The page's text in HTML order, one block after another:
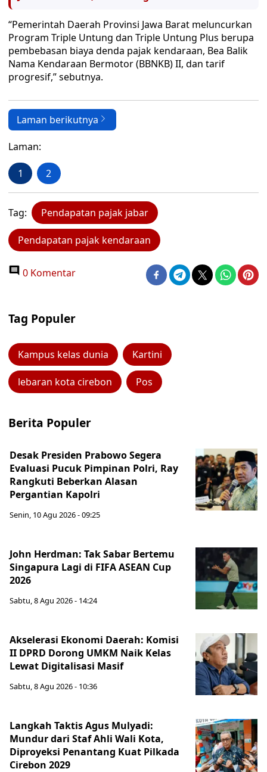
“Pemerintah Daerah Provinsi Jawa Barat meluncurkan
Program Triple Untung dan Triple Untung Plus berupa
pembebasan biaya denda pajak kendaraan, Bea Balik
Nama Kendaraan Bermotor (BBNKB) II, dan tarif
progresif,” sebutnya.
Laman berikutnya
Laman:
1 2
Tag: Pendapatan pajak jabar
Pendapatan pajak kendaraan
0 Komentar
Tag Populer
Kampus kelas dunia Kartini
lebaran kota cirebon Pos
Berita Populer
Desak Presiden Prabowo Segera
Evaluasi Pucuk Pimpinan Polri, Ray
Rangkuti Beberkan Alasan
Pergantian Kapolri
Senin, 10 Agu 2026 - 09:25
John Herdman: Tak Sabar Bertemu
Singapura Lagi di FIFA ASEAN Cup
2026
Sabtu, 8 Agu 2026 - 14:24
Akselerasi Ekonomi Daerah: Komisi
II DPRD Dorong UMKM Naik Kelas
Lewat Digitalisasi Masif
Sabtu, 8 Agu 2026 - 10:36
Langkah Taktis Agus Mulyadi:
Mundur dari Staf Ahli Wali Kota,
Diproyeksi Penantang Kuat Pilkada
Cirebon 2029